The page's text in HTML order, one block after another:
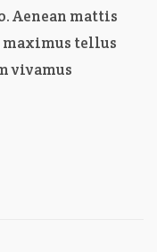
Aenean mattis
maximus tellus
vivamus